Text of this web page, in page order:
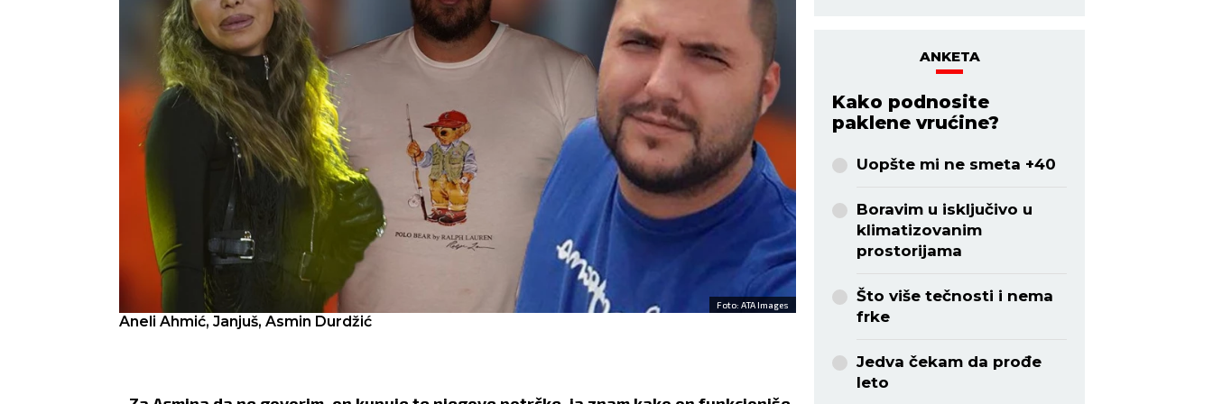
Foto: ATA Images
Aneli Ahmić, Janjuš, Asmin Durdžić
ANKETA
Kako podnosite
paklene vrućine?
Uopšte mi ne smeta +40
Boravim u isključivo u
klimatizovanim
prostorijama
Što više tečnosti i nema
frke
Jedva čekam da prođe
leto